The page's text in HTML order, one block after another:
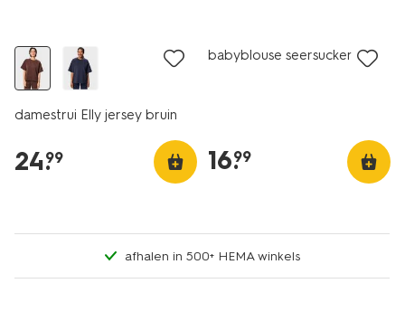
damestrui Elly jersey bruin
24.
99
babyblouse seersucker ecru
16.
99
afhalen in 500+ HEMA winkels